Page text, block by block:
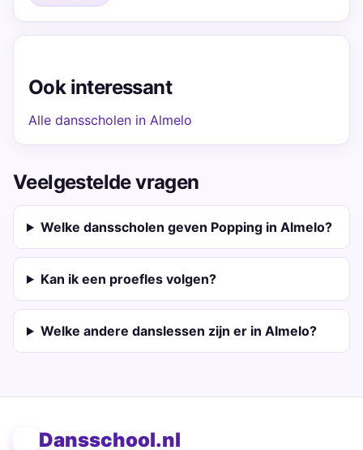
Ook interessant
Alle dansscholen in Almelo
Veelgestelde vragen
Welke dansscholen geven Popping in Almelo?
Kan ik een proefles volgen?
Welke andere danslessen zijn er in Almelo?
Dansschool.nl